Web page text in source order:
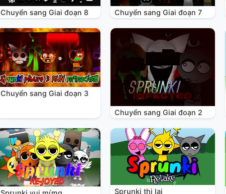
Chuyển sang Giai đoạn 8 Chuyển sang Giai đoạn 7
Chuyển sang Giai đoạn 3
Chuyển sang Giai đoạn 2
Sprunki thi lại